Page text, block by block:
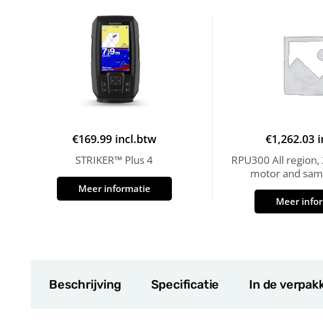
€169.99 incl.btw
STRIKER™ Plus 4
Meer informatie
€1,262.03
RPU300 All region,
motor and
Meer
Beschrijving Specificatie In de